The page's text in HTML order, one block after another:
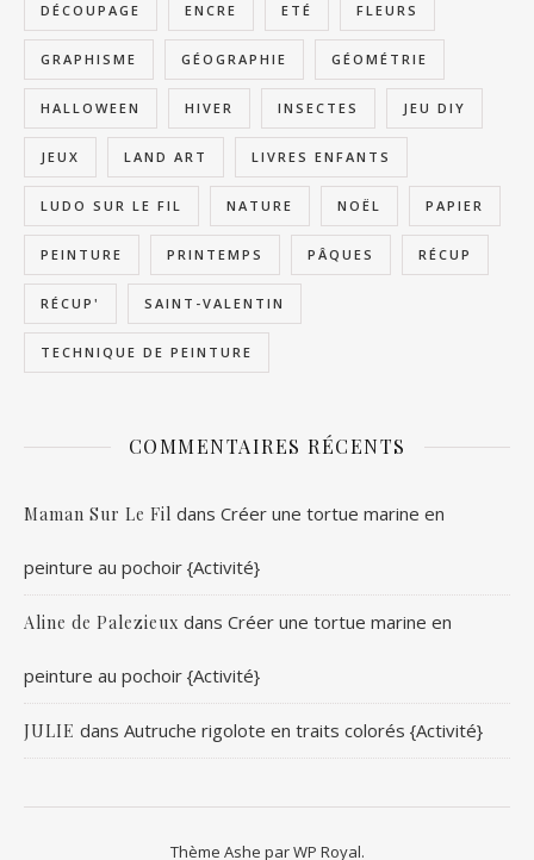
DÉCOUPAGE ENCRE ETÉ FLEURS
GRAPHISME GÉOGRAPHIE GÉOMÉTRIE
HALLOWEEN HIVER INSECTES JEU DIY
JEUX LAND ART LIVRES ENFANTS
LUDO SUR LE FIL NATURE NOËL PAPIER
PEINTURE PRINTEMPS PÂQUES RÉCUP
RÉCUP' SAINT-VALENTIN
TECHNIQUE DE PEINTURE
COMMENTAIRES RÉCENTS
Maman Sur Le Fil dans Créer une tortue marine en
peinture au pochoir {Activité}
Aline de Palezieux dans Créer une tortue marine en
peinture au pochoir {Activité}
JULIE dans Autruche rigolote en traits colorés {Activité}
Thème Ashe parWP Royal.